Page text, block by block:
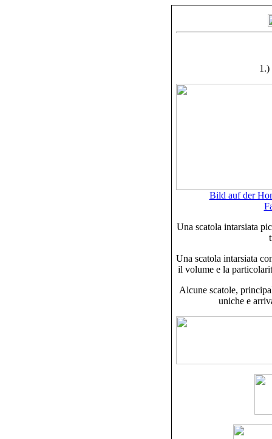
1.)
Bild auf der
Una scatola intarsiata
Una scatola intarsiata
il volume e la
Alcune scatole,
uniche e